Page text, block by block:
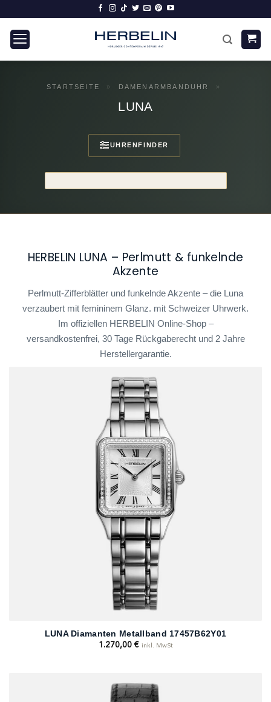
springen
STARTSEITE » DAMENARMBANDUHR »
LUNA
UHRENFINDER
HERBELIN LUNA – Perlmutt & funkelnde
Akzente
Perlmutt-Zifferblätter und funkelnde Akzente – die Luna
verzaubert mit femininem Glanz. mit Schweizer Uhrwerk.
Im offiziellen HERBELIN Online-Shop –
versandkostenfrei, 30 Tage Rückgaberecht und 2 Jahre
Herstellergarantie.
LUNA Diamanten Metallband 17457B62Y01
1.270,00 € inkl. MwSt